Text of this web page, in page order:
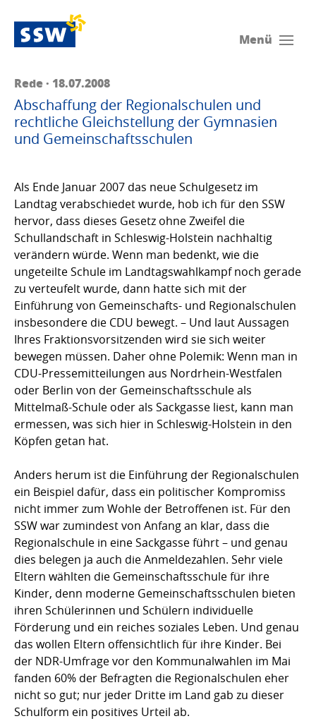
Menü
Rede · 18.07.2008
Abschaffung der Regionalschulen und
rechtliche Gleichstellung der Gymnasien
und Gemeinschaftsschulen
Als Ende Januar 2007 das neue Schulgesetz im
Landtag verabschiedet wurde, hob ich für den SSW
hervor, dass dieses Gesetz ohne Zweifel die
Schullandschaft in Schleswig-Holstein nachhaltig
verändern würde. Wenn man bedenkt, wie die
ungeteilte Schule im Landtagswahlkampf noch gerade
zu verteufelt wurde, dann hatte sich mit der
Einführung von Gemeinschafts- und Regionalschulen
insbesondere die CDU bewegt. – Und laut Aussagen
Ihres Fraktionsvorsitzenden wird sie sich weiter
bewegen müssen. Daher ohne Polemik: Wenn man in
CDU-Pressemitteilungen aus Nordrhein-Westfalen
oder Berlin von der Gemeinschaftsschule als
Mittelmaß-Schule oder als Sackgasse liest, kann man
ermessen, was sich hier in Schleswig-Holstein in den
Köpfen getan hat.
Anders herum ist die Einführung der Regionalschulen
ein Beispiel dafür, dass ein politischer Kompromiss
nicht immer zum Wohle der Betroffenen ist. Für den
SSW war zumindest von Anfang an klar, dass die
Regionalschule in eine Sackgasse führt – und genau
dies belegen ja auch die Anmeldezahlen. Sehr viele
Eltern wählten die Gemeinschaftsschule für ihre
Kinder, denn moderne Gemeinschaftsschulen bieten
ihren Schülerinnen und Schülern individuelle
Förderung und ein reiches soziales Leben. Und genau
das wollen Eltern offensichtlich für ihre Kinder. Bei
der NDR-Umfrage vor den Kommunalwahlen im Mai
fanden 60% der Befragten die Regionalschulen eher
nicht so gut; nur jeder Dritte im Land gab zu dieser
Schulform ein positives Urteil ab.